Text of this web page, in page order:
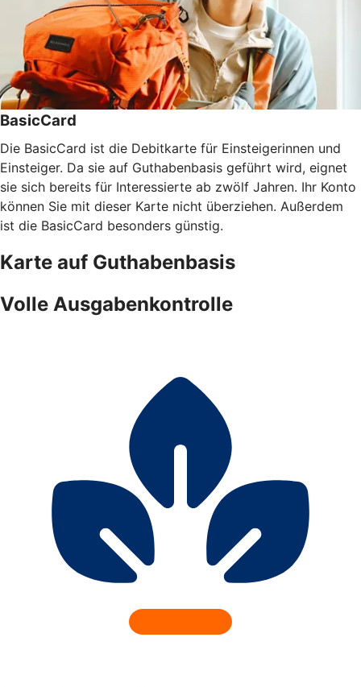
BasicCard
Die BasicCard ist die Debitkarte für Einsteigerinnen und
Einsteiger. Da sie auf Guthabenbasis geführt wird, eignet
sie sich bereits für Interessierte ab zwölf Jahren. Ihr Konto
können Sie mit dieser Karte nicht überziehen. Außerdem
ist die BasicCard besonders günstig.
Karte auf Guthabenbasis
Volle Ausgabenkontrolle